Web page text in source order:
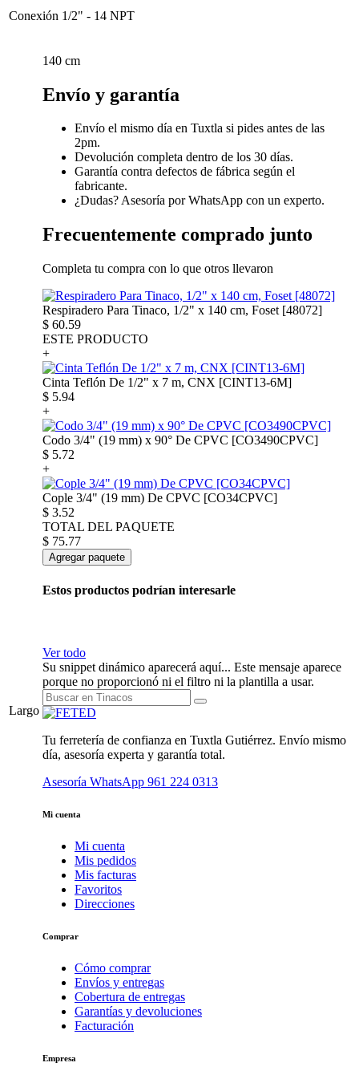
Conexión 1/2" - 14 NPT
Largo
140 cm
Envío y garantía
Envío el mismo día en Tuxtla si pides antes de las
2pm.
Devolución completa dentro de los 30 días.
Garantía contra defectos de fábrica según el
fabricante.
¿Dudas? Asesoría por WhatsApp con un experto.
Frecuentemente comprado junto
Completa tu compra con lo que otros llevaron
Respiradero Para Tinaco, 1/2" x 140 cm, Foset [48072]
$ 60.59
ESTE PRODUCTO
+
Cinta Teflón De 1/2" x 7 m, CNX [CINT13-6M]
$ 5.94
+
Codo 3/4" (19 mm) x 90° De CPVC [CO3490CPVC]
$ 5.72
+
Cople 3/4" (19 mm) De CPVC [CO34CPVC]
$ 3.52
TOTAL DEL PAQUETE
$ 75.77
Agregar paquete
Estos productos podrían interesarle
Ver todo
Su snippet dinámico aparecerá aquí... Este mensaje aparece
porque no proporcionó ni el filtro ni la plantilla a usar.
Tu ferretería de confianza en Tuxtla Gutiérrez. Envío mismo
día, asesoría experta y garantía total.
Asesoría WhatsApp 961 224 0313
Mi cuenta
Mi cuenta
Mis pedidos
Mis facturas
Favoritos
Direcciones
Comprar
Cómo comprar
Envíos y entregas
Cobertura de entregas
Garantías y devoluciones
Facturación
Empresa